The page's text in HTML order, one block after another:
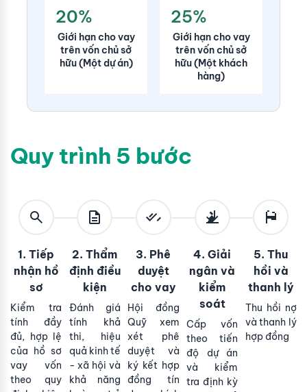
20%
Giới hạn cho vay
trên vốn chủ sở
hữu (Một dự án)
25%
Giới hạn cho vay
trên vốn chủ sở
hữu (Một khách
hàng)
Quy trình 5 bước
1. Tiếp
nhận hồ
sơ
Kiểm tra
tính đầy
đủ, hợp lệ
của hồ sơ
vay vốn
theo quy
2. Thẩm
định điều
kiện
Đánh giá
tính khả
thi, hiệu
quả kinh tế
- xã hội và
khả năng
3. Phê
duyệt
cho vay
Hội đồng
Quỹ xem
xét phê
duyệt và
ký kết hợp
đồng tín
4. Giải
ngân và
kiểm
soát
Cấp vốn
theo tiến
độ dự án
và kiểm
tra định kỳ
5. Thu
hồi và
thanh lý
Thu hồi nợ
và thanh lý
hợp đồng